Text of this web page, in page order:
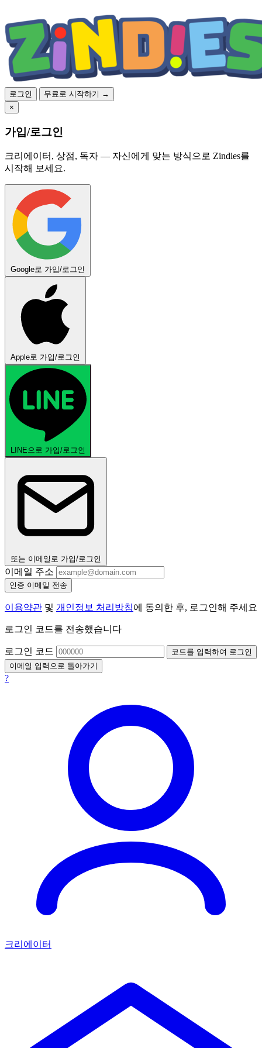
로그인
무료로 시작하기 →
×
가입/로그인
크리에이터, 상점, 독자 — 자신에게 맞는 방식으로 Zindies를
시작해 보세요.
Google로 가입/로그인
Apple로 가입/로그인
LINE으로 가입/로그인
또는 이메일로 가입/로그인
이메일 주소
인증 이메일 전송
이용약관 및 개인정보 처리방침에 동의한 후, 로그인해 주세요
로그인 코드를 전송했습니다
로그인 코드
코드를 입력하여 로그인
이메일 입력으로 돌아가기
?
크리에이터